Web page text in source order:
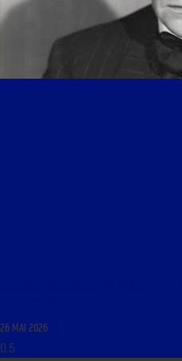
26 MAI 2026